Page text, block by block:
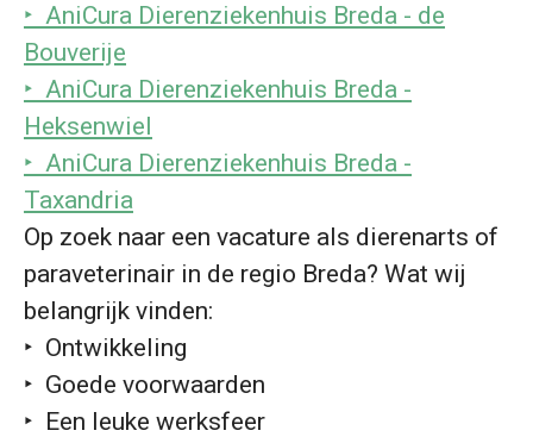
‣ AniCura Dierenziekenhuis Breda - de
Bouverije
‣ AniCura Dierenziekenhuis Breda -
Heksenwiel
‣ AniCura Dierenziekenhuis Breda -
Taxandria
Op zoek naar een vacature als dierenarts of
paraveterinair in de regio Breda? Wat wij
belangrijk vinden:
‣ Ontwikkeling
‣ Goede voorwaarden
‣ Een leuke werksfeer